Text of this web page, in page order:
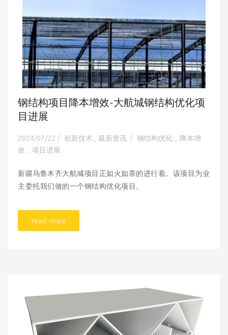
钢结构项目降本增效-大航城钢结构优化项
目进展
2024/07/22 | 创新技术 最新资讯 | 钢结构优化，降本增
效，项目进展
新疆乌鲁木齐大航城项目正如火如荼的进行着。该项目为业
主委托我们做的一个钢结构优化项目。
read more